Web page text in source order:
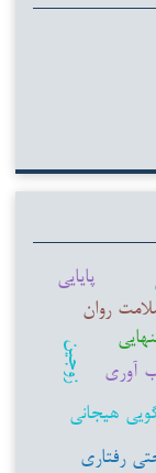
رفتاری
هیجانی
زوجین آوری
روان
پایایی